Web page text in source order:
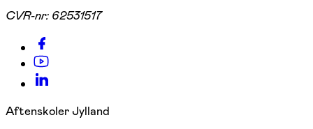
CVR-nr: 62531517
Aftenskoler Jylland